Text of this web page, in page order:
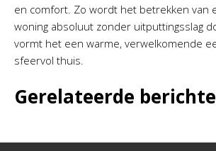
en comfort. Zo wordt het betrekken van
woning absoluut zonder uitputtingsslag
vormt het een warme, verwelkomende
sfeervol thuis.
Gerelateerde